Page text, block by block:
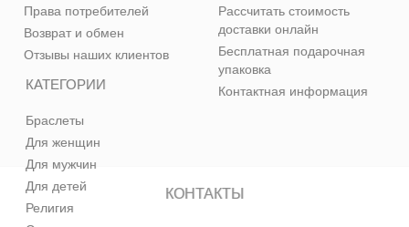
КАТЕГОРИИ
Браслеты
Для женщин
Для мужчин
Для детей
Религия
Права потребителей
Возврат и обмен
Отзывы наших клиентов
Рассчитать стоимость
доставки онлайн
Бесплатная подарочная
упаковка
Контактная информация
КОНТАКТЫ